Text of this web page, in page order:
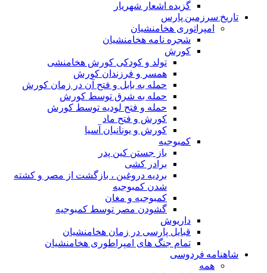
گزیده اشعار شهریار
تاریخ سرزمین پارس
امپراتوری هخامنشیان
شجره نامه هخامنشیان
کورش
تولد و کودکی کورش هخامنشی
همسر و فرزندان کورش
حمله به بابل و فتح آن در زمان کورش
حمله به شرق توسط کورش
حمله و فتح لودیه توسط کورش
کورش و فتح ماد
کورش و یونانیان آسیا
کمبوجیه
باز جستن کین پدر
برادر کشی
بردیه دروغین ، بازگشت از مصر و کشته
شدن کمبوجیه
کمبوجیه و مغان
گشودن مصر توسط کمبوجیه
داریوش
قبایل پارسی در زمان هخامنشیان
تمام جنگ های امپراطوری هخامنشیان
شاهنامه فردوسی
همه